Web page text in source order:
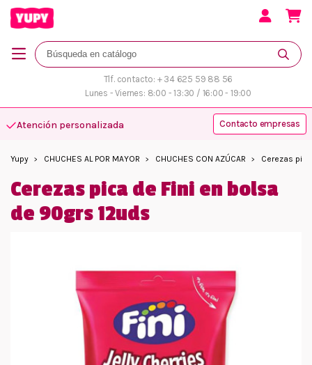
Tlf. contacto: + 34 625 59 88 56
Lunes - Viernes: 8:00 - 13:30 / 16:00 - 19:00
Atención personalizada Contacto empresas
Yupy CHUCHES AL POR MAYOR CHUCHES CON AZÚCAR Cerezas
Cerezas pica de Fini en bolsa
de 90grs 12uds